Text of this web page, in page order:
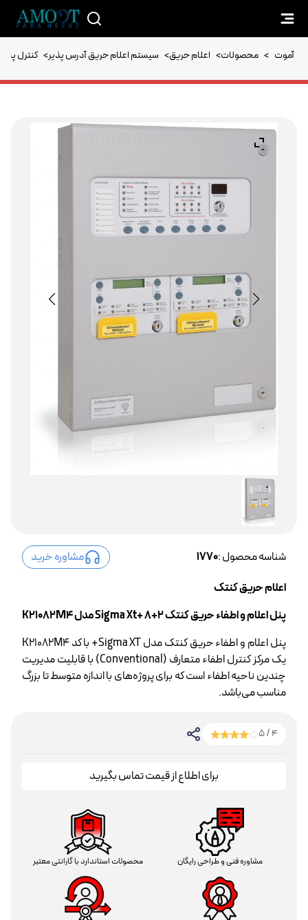
آموت > محصولات> اعلام حریق> سیستم اعلام حریق آدرس پذیر> کنترل
شناسه محصول :1770
مشاوره خرید
اعلام حریق کنتک
پنل اعلام و اطفاء حریق کنتک 2+8 +Sigma Xt مدل K21082M4
پنل اعلام و اطفاء حریق کنتک مدل Sigma XT+ با کد K21082M4
یک مرکز کنترل اطفاء متعارف (Conventional) با قابلیت مدیریت
چندین ناحیه اطفاء است که برای پروژه‌های با اندازه متوسط تا بزرگ
مناسب می‌باشد.
4 / 5
برای اطلاع از قیمت تماس بگیرید
مشاوره فنی و طراحی رایگان محصولات استاندارد با گارانتی معتبر